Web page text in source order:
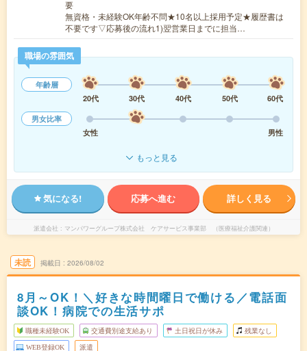
要
無資格・未経験OK年齢不問★10名以上採用予定★履歴書は
不要です▽応募後の流れ1)翌営業日までに担当…
職場の雰囲気
年齢層
20代
30代 40代 50代
60代
男女比率
女性
男性
もっと見る
気になる! 応募へ進む 詳しく見る
派遣会社 マンパワーグループ株式会社 ケアサービス事業部 （医療福祉介護関連）
未読 掲載日 2026/08/02
8月～OK！＼好きな時間曜日で働ける／電話面
談OK！病院での生活サポ
職種未経験OK 交通費別途支給あり 土日祝日が休み 残業なし
WEB登録OK 派遣